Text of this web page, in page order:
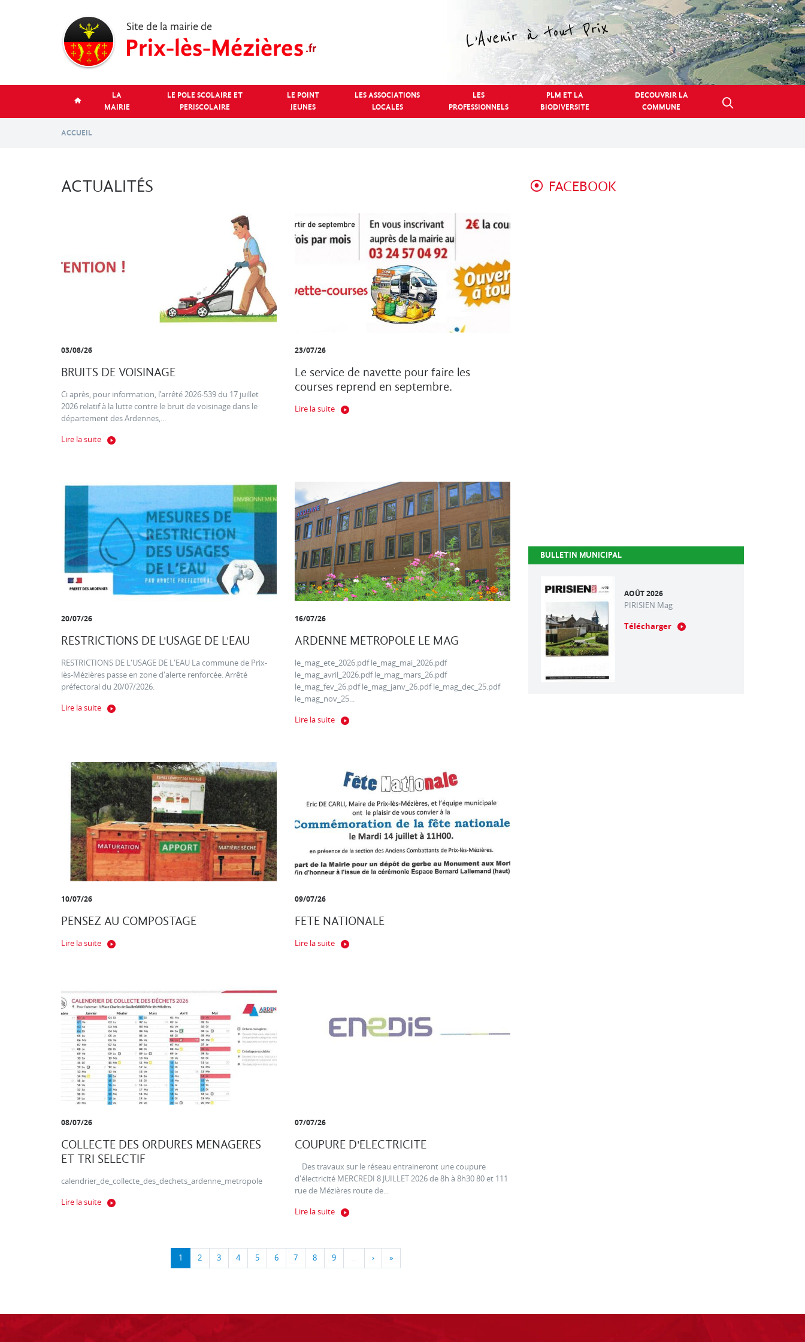
LA
MAIRIE
LE POLE SCOLAIRE ET
PERISCOLAIRE
LE POINT
JEUNES
LES ASSOCIATIONS
LOCALES
LES
PROFESSIONNELS
PLM ET LA
BIODIVERSITE
DECOUVRIR LA
COMMUNE
ACCUEIL
ACTUALITÉS
03/08/26
BRUITS DE VOISINAGE
Ci après, pour information, l’arrêté 2026-539 du 17 juillet
2026 relatif à la lutte contre le bruit de voisinage dans le
département des Ardennes,...
Lire la suite
23/07/26
Le service de navette pour faire les
courses reprend en septembre.
Lire la suite
20/07/26
RESTRICTIONS DE L'USAGE DE L'EAU
RESTRICTIONS DE L'USAGE DE L'EAU La commune de Prix-
lès-Mézières passe en zone d'alerte renforcée. Arrêté
préfectoral du 20/07/2026.
Lire la suite
16/07/26
ARDENNE METROPOLE LE MAG
le_mag_ete_2026.pdf le_mag_mai_2026.pdf
le_mag_avril_2026.pdf le_mag_mars_26.pdf
le_mag_fev_26.pdf le_mag_janv_26.pdf le_mag_dec_25.pdf
le_mag_nov_25...
Lire la suite
10/07/26
PENSEZ AU COMPOSTAGE
Lire la suite
09/07/26
FETE NATIONALE
Lire la suite
08/07/26
COLLECTE DES ORDURES MENAGERES
ET TRI SELECTIF
calendrier_de_collecte_des_dechets_ardenne_metropole
Lire la suite
07/07/26
COUPURE D'ELECTRICITE
Des travaux sur le réseau entraineront une coupure
d'électricité MERCREDI 8 JUILLET 2026 de 8h à 8h30 80 et 111
rue de Mézières route de...
Lire la suite
1 2 3 4 5 6 7 8 9 … › »
FACEBOOK
BULLETIN MUNICIPAL
AOÛT 2026
PIRISIEN Mag
Télécharger